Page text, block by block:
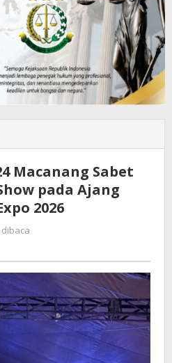
UPT
24
Macanang
Sabet
1
Show
pada
Ajang
Disdik
Beramal
Expo
2026
Macanang Sabet
pada Ajang
2026
dibaca